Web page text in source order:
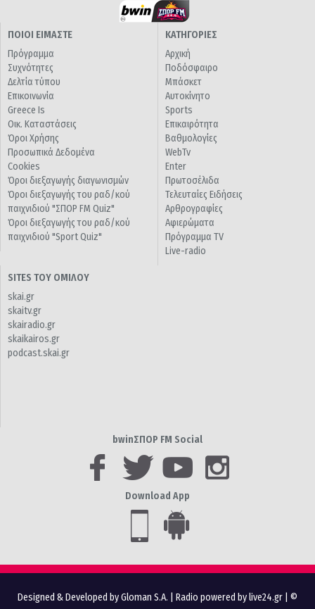
ΠΟΙΟΙ ΕΙΜΑΣΤΕ
Πρόγραμμα
Συχνότητες
Δελτία τύπου
Επικοινωνία
Greece Is
Οικ. Καταστάσεις
Όροι Χρήσης
Προσωπικά Δεδομένα
Cookies
Όροι διεξαγωγής διαγωνισμών
Όροι διεξαγωγής του ραδ/κού
παιχνιδιού "ΣΠΟΡ FM Quiz"
Όροι διεξαγωγής του ραδ/κού
παιχνιδιού "Sport Quiz"
ΚΑΤΗΓΟΡΙΕΣ
Αρχική
Ποδόσφαιρο
Μπάσκετ
Αυτοκίνητο
Sports
Επικαιρότητα
Βαθμολογίες
WebTv
Enter
Πρωτοσέλιδα
Τελευταίες Ειδήσεις
Αρθρογραφίες
Αφιερώματα
Πρόγραμμα TV
Live-radio
SITES ΤΟΥ ΟΜΙΛΟΥ
skai.gr
skaitv.gr
skairadio.gr
skaikairos.gr
podcast.skai.gr
bwinΣΠΟΡ FM Social
Download App
Designed & Developed by Gloman S.A. Radio powered by live24.gr | ©